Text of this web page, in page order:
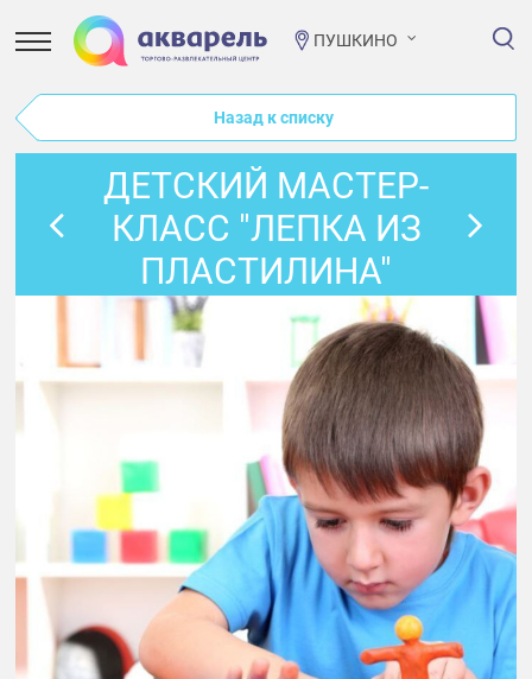
ПУШКИНО
Назад к списку
ДЕТСКИЙ МАСТЕР-
КЛАСС "ЛЕПКА ИЗ
ПЛАСТИЛИНА"